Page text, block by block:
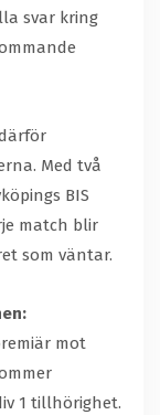
svar kring
Med två
BIS
match blir
som väntar.
mot
1 tillhörighet.